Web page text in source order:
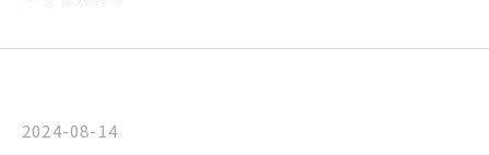
2024-08-14